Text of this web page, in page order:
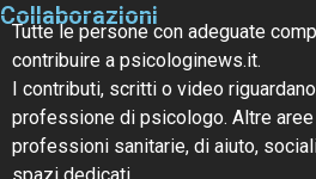
Collaborazioni
Tutte le persone con adeguate
contribuire a psicologinews.it.
I contributi, scritti o video
professione di psicologo. Altre
professioni sanitarie, di aiuto,